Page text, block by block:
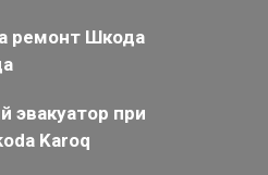
ремонт Шкода
эвакуатор при
Karoq